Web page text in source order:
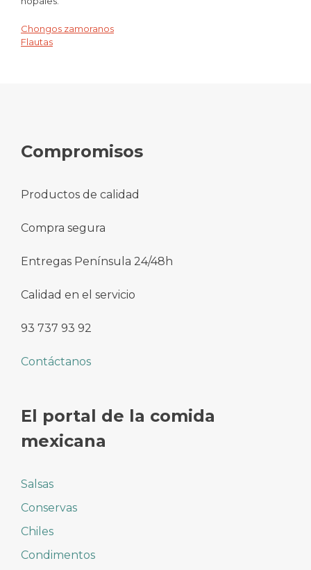
Navegación
Chongos zamoranos
Flautas
Compromisos
Productos de calidad
Compra segura
Entregas Península 24/48h
Calidad en el servicio
93 737 93 92
Contáctanos
El portal de la comida
mexicana
Salsas
Conservas
Chiles
Condimentos